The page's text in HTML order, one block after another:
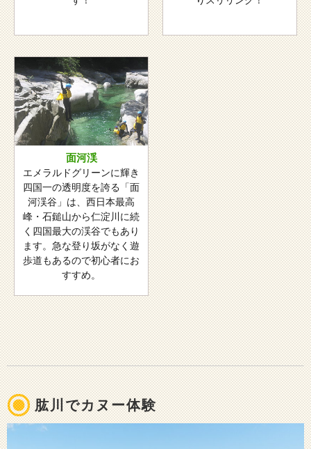
面河渓
エメラルドグリーンに輝き
四国一の透明度を誇る「面
河渓谷」は、西日本最高
峰・石鎚山から仁淀川に続
く四国最大の渓谷でもあり
ます。急な登り坂がなく遊
歩道もあるので初心者にお
すすめ。
肱川でカヌー体験